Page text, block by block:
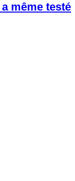
même testé